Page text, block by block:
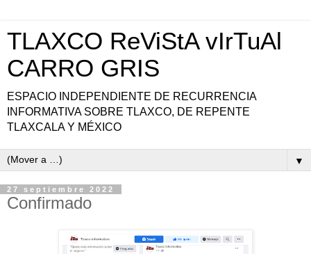
TLAXCO ReViStA vIrTuAl
CARRO GRIS
ESPACIO INDEPENDIENTE DE RECURRENCIA
INFORMATIVA SOBRE TLAXCO, DE REPENTE
TLAXCALA Y MÉXICO
▼
27 septiembre 2022
Confirmado